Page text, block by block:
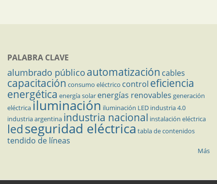
PALABRA CLAVE
alumbrado público automatización cables
capacitación consumo eléctrico control eficiencia
energética energía solar energías renovables generación
eléctricailuminación iluminación LED industria 4.0
industria argentina industria nacional instalación eléctrica
ledseguridad eléctrica tabla de contenidos
tendido de líneas
Más